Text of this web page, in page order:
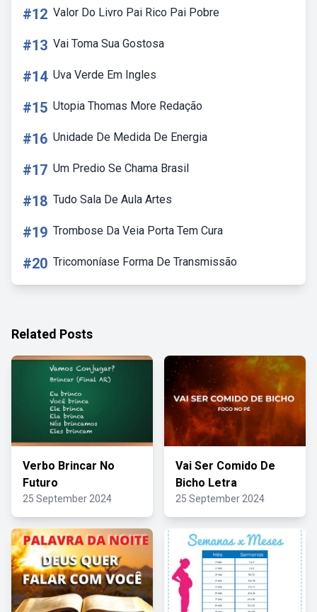
#12 Valor Do Livro Pai Rico Pai Pobre
#13 Vai Toma Sua Gostosa
#14 Uva Verde Em Ingles
#15 Utopia Thomas More Redação
#16 Unidade De Medida De Energia
#17 Um Predio Se Chama Brasil
#18 Tudo Sala De Aula Artes
#19 Trombose Da Veia Porta Tem Cura
#20 Tricomoníase Forma De Transmissão
Related Posts
Verbo Brincar No
Futuro
25 September 2024
Vai Ser Comido De
Bicho Letra
25 September 2024